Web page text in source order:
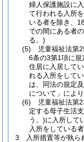
婦人保護施設に
て行われる入所
いる者を除き、
での間にある者
る。)
(5) 児童福祉法第
6条の3第1項に
住居に入居して
れる入所をして
は、同法の規定
について」によ
(6) 児童福祉法第
定する母子生活
う。)に入所して
入所をしている
3 入所措置等が執ら